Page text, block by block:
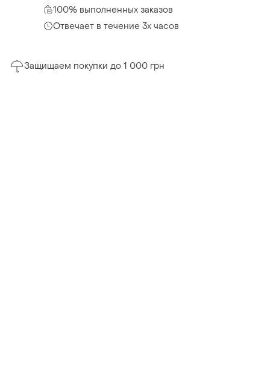
100% выполненных заказов
Отвечает в течение 3х часов
Защищаем покупки до 1 000 грн